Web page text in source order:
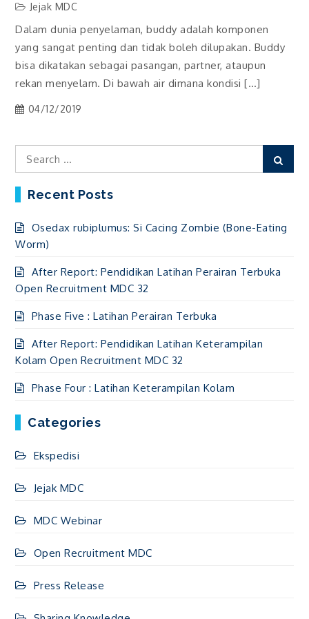
Jejak MDC
Dalam dunia penyelaman, buddy adalah komponen
yang sangat penting dan tidak boleh dilupakan. Buddy
bisa dikatakan sebagai pasangan, partner, ataupun
rekan menyelam. Di bawah air dimana kondisi […]
04/12/2019
Search
for:
Recent Posts
Osedax rubiplumus: Si Cacing Zombie (Bone-Eating
Worm)
After Report: Pendidikan Latihan Perairan Terbuka
Open Recruitment MDC 32
Phase Five : Latihan Perairan Terbuka
After Report: Pendidikan Latihan Keterampilan
Kolam Open Recruitment MDC 32
Phase Four : Latihan Keterampilan Kolam
Categories
Ekspedisi
Jejak MDC
MDC Webinar
Open Recruitment MDC
Press Release